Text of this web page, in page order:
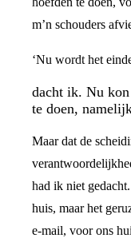
m’n schouders
‘Nu wordt het
dacht ik. Nu
te doen,
Maar dat de
had ik niet
huis, maar het
e-mail, voor ons